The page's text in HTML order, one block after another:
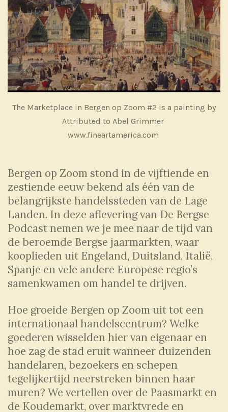
The Marketplace in Bergen op Zoom #2 is a painting by
Attributed to Abel Grimmer
www.fineartamerica.com
Bergen op Zoom stond in de vijftiende en
zestiende eeuw bekend als één van de
belangrijkste handelssteden van de Lage
Landen. In deze aflevering van De Bergse
Podcast nemen we je mee naar de tijd van
de beroemde Bergse jaarmarkten, waar
kooplieden uit Engeland, Duitsland, Italië,
Spanje en vele andere Europese regio’s
samenkwamen om handel te drijven.
Hoe groeide Bergen op Zoom uit tot een
internationaal handelscentrum? Welke
goederen wisselden hier van eigenaar en
hoe zag de stad eruit wanneer duizenden
handelaren, bezoekers en schepen
tegelijkertijd neerstreken binnen haar
muren? We vertellen over de Paasmarkt en
de Koudemarkt, over marktvrede en